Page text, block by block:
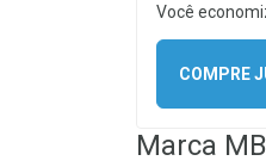
Você
COMPRE
Marca